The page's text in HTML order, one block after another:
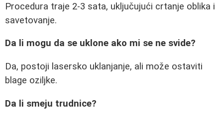
Procedura traje 2-3 sata, uključujući crtanje oblika i
savetovanje.
Da li mogu da se uklone ako mi se ne svide?
Da, postoji lasersko uklanjanje, ali može ostaviti
blage oziljke.
Da li smeju trudnice?